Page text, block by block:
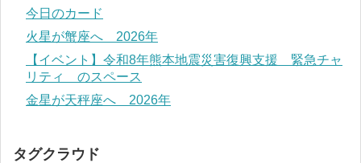
今日のカード
火星が蟹座へ 2026年
【イベント】令和8年熊本地震災害復興支援 緊急チャ
リティ のスペース
金星が天秤座へ 2026年
タグクラウド